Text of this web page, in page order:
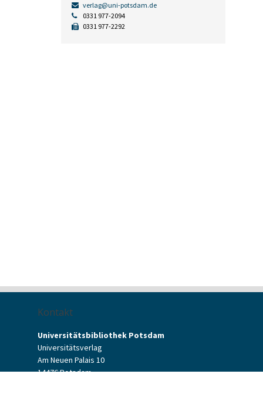
verlag@uni-potsdam.de
0331 977-2094
0331 977-2292
Kontakt
Universitätsbibliothek Potsdam
Universitätsverlag
Am Neuen Palais 10
14476 Potsdam